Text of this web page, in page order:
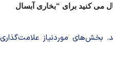
می کنید برای “بخاری آبسال
بخش‌های موردنیاز علامت‌گذاری